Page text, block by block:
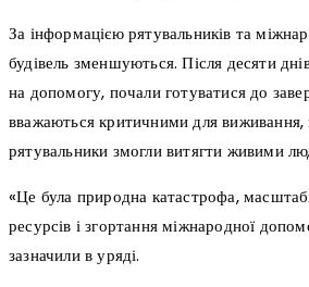
За інформацією рятувальників та
будівель зменшуються. Після десяти
на допомогу, почали готуватися до
вважаються критичними для виживання,
рятувальники змогли витягти живими
«Це була природна катастрофа,
ресурсів і згортання міжнародної
зазначили в уряді.